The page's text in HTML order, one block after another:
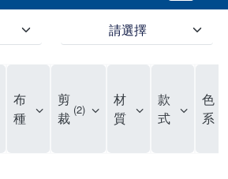
請選擇
布
種
剪
裁 2
材
質
款
式
色
系